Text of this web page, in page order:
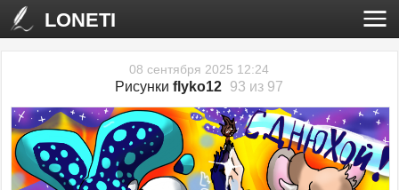
LONETI
08 сентября 2025 12:24
Рисункиflyko12 93 из 97